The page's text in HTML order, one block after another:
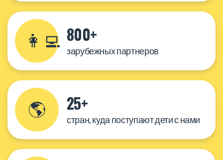
👩‍💻 800+
зарубежных партнеров
🌎 25+
стран, куда поступают дети с нами